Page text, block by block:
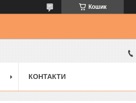
Кошик
КОНТАКТИ